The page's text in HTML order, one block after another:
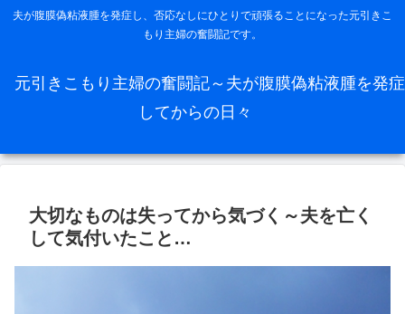
夫が腹膜偽粘液腫を発症し、否応なしにひとりで頑張ることになった元引きこ
もり主婦の奮闘記です。
元引きこもり主婦の奮闘記～夫が腹膜偽粘液腫を発症
してからの日々
大切なものは失ってから気づく～夫を亡く
して気付いたこと…